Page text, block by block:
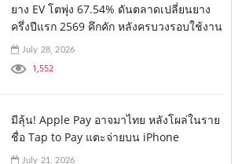
ยาง EV โตพุ่ง 67.54% ดันตลาดเปลี่ยนยาง
ครึ่งปีแรก 2569 คึกคัก หลังครบวงรอบใช้งาน
July 28, 2026
1,552
มีลุ้น! Apple Pay อาจมาไทย หลังโผล่ในราย
ชื่อ Tap to Pay แตะจ่ายบน iPhone
July 21, 2026